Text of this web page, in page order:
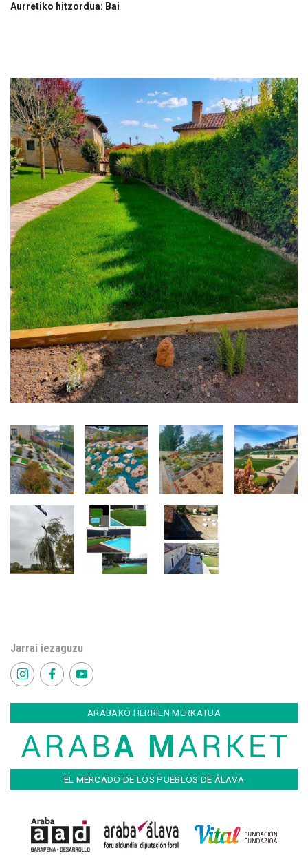
Aurretiko hitzordua: Bai
Jarrai iezaguzu
ARABAKO HERRIEN MERKATUA
EL MERCADO DE LOS PUEBLOS DE ÁLAVA